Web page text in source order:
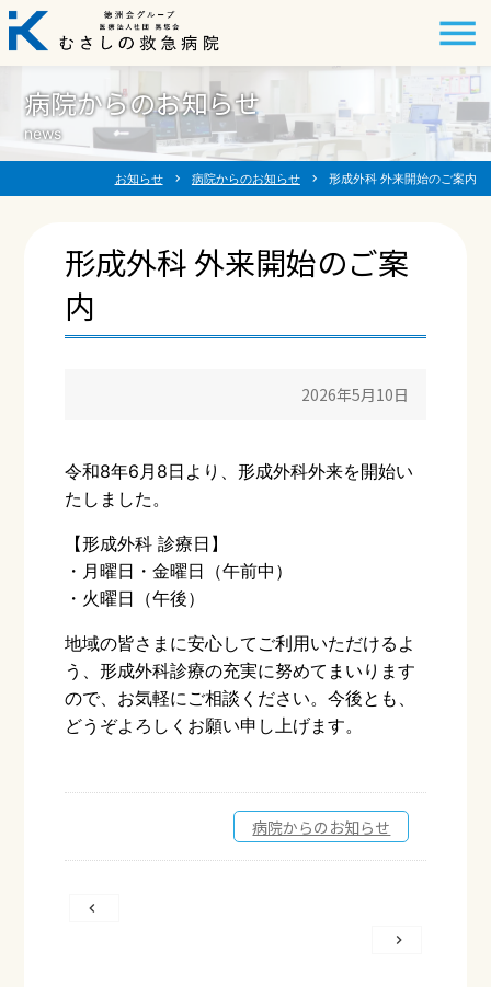
病院からのお知らせ
news
お知らせ chevron_right 病院からのお知らせ chevron_right 形成外科 外来開始のご案内
形成外科 外来開始のご案
内
2026年5月10日
令和8年6月8日より、形成外科外来を開始い
たしました。
【形成外科 診療日】
・月曜日・金曜日（午前中）
・火曜日（午後）
地域の皆さまに安心してご利用いただけるよ
う、形成外科診療の充実に努めてまいります
ので、お気軽にご相談ください。今後とも、
どうぞよろしくお願い申し上げます。
病院からのお知らせ